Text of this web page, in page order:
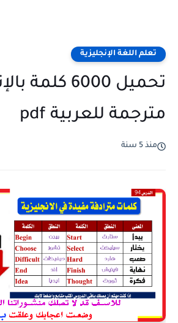
تعلم اللغة الإنجليزية
تحميل 6000
مترجمة للعربية pdf
منذ 5 سنة